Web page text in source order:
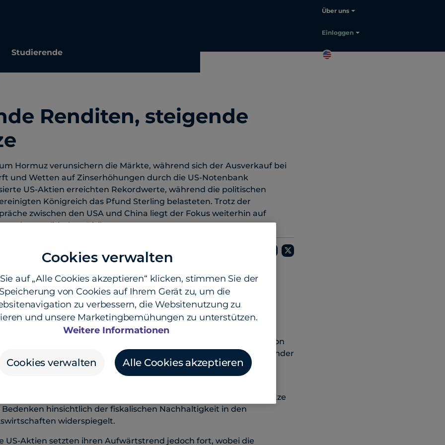
Studierende
Über uns
Einloggen
Renditen, steigende
Hormuz verunsichern die Märkte, während sich der Ausverkauf bei
und Wetten auf Zinserhöhungen durch die US-Notenbank
US-Aktien erreichten Rekordwerte, während die politischen
Königreich das Pfund Sterling belasteten. Trotz der
zwischen den USA und China liegt der Fokus weiterhin auf
und geopolitischen Risiken.
July 21, 2026 5:41 pm
Die bis dahin relativ ruhige Lage im Nahen Osten geriet ins
Trump signalisierte, dass die Wiedereröffnung der Straße von
sei. Dies entfachte erneut Befürchtungen hinsichtlich anhaltender
einer hartnäckigeren globalen Inflation.
fundamentale Neubewertung der Erwartungen an globale Zinssätze
Bedenken hinsichtlich der fiskalischen Nachhaltigkeit in den
widerspiegelt.
US-Aktien setzten ihren Aufwärtstrend jedoch fort, wobei die
Cookies verwalten
auf „Alle Cookies akzeptieren“ klicken, stimmen Sie der
Speicherung von Cookies auf Ihrem Gerät zu, um die
zu verbessern, die Websitenutzung zu
und unsere Marketingbemühungen zu unterstützen.
Weitere Informationen
Cookies verwalten Alle Cookies akzeptieren